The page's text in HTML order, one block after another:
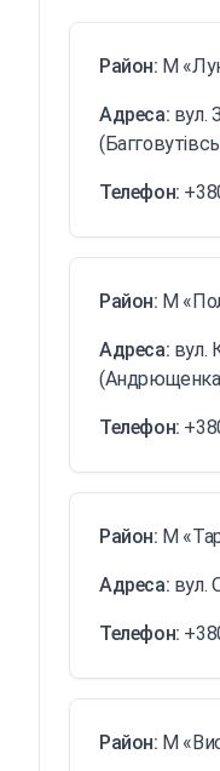
Район: М
Адреса: вул.
Телефон:
Район: М
Адреса: вул.
Телефон:
Район: М
Адреса: вул.
Телефон:
Район: М